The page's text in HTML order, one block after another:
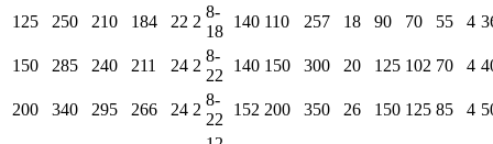
125 250 210 184 22 2
8-
18
140 110 257 18 90 70 55 4
150 285 240 211 24 2
8-
22
140 150 300 20 125 102 70 4
200 340 295 266 24 2
8-
22
152 200 350 26 150 125 85 4